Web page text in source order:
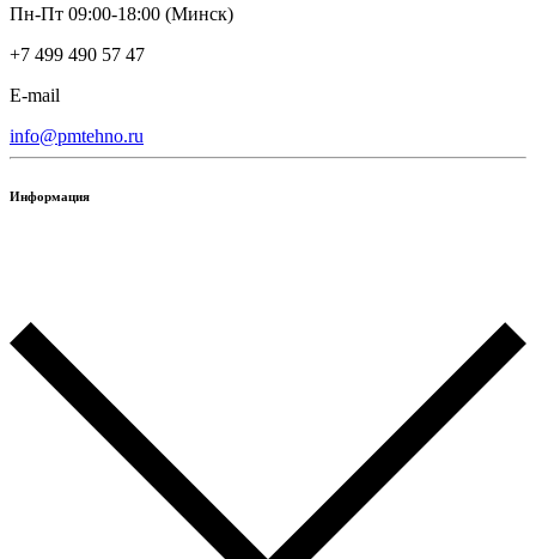
Пн-Пт 09:00-18:00 (Минск)
+7 499 490 57 47
E-mail
info@pmtehno.ru
Информация